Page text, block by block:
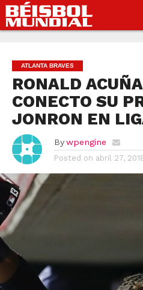
ATLANTA BRAVES
RONALD
CONECTO SU
JONRON EN
By wpengine
Posted on abril 27,